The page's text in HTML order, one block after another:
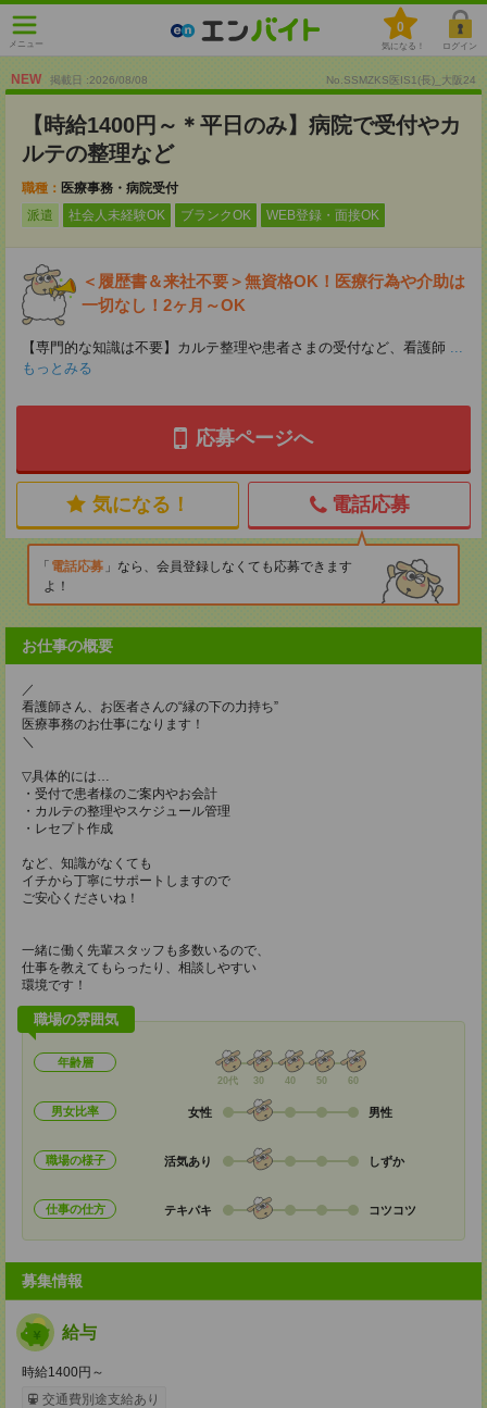
メニュー
0
気になる！ ログイン
NEW 掲載日 :2026/08/08 No.SSMZKS医IS1(長)_大阪24
【時給1400円～＊平日のみ】病院で受付やカ
ルテの整理など
職種： 医療事務・病院受付
派遣
社会人未経験OK ブランクOK WEB登録・面接OK
＜履歴書＆来社不要＞無資格OK！医療行為や介助は
一切なし！2ヶ月～OK
【専門的な知識は不要】カルテ整理や患者さまの受付など、看護師 ...
もっとみる
応募ページへ
気になる！ 電話応募
電話応募
なら、会員登録しなくても応募できます
よ！
お仕事の概要
／
看護師さん、お医者さんの“縁の下の力持ち”
医療事務のお仕事になります！
＼
▽具体的には…
・受付で患者様のご案内やお会計
・カルテの整理やスケジュール管理
・レセプト作成
など、知識がなくても
イチから丁寧にサポートしますので
ご安心くださいね！
一緒に働く先輩スタッフも多数いるので、
仕事を教えてもらったり、相談しやすい
環境です！
職場の雰囲気
年齢層
20代 30 40 50 60
男女比率 女性 男性
職場の様子 活気あり しずか
仕事の仕方 テキパキ コツコツ
募集情報
給与
時給1400円～
交通費別途支給あり